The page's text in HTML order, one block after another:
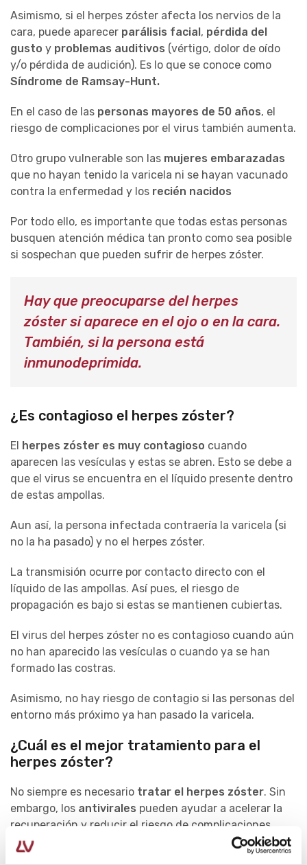
Asimismo, si el herpes zóster afecta los nervios de la
cara, puede aparecer parálisis facial, pérdida del
gusto y problemas auditivos (vértigo, dolor de oído
y/o pérdida de audición). Es lo que se conoce como
Síndrome de Ramsay-Hunt.
En el caso de las personas mayores de 50 años, el
riesgo de complicaciones por el virus también aumenta.
Otro grupo vulnerable son las mujeres embarazadas
que no hayan tenido la varicela ni se hayan vacunado
contra la enfermedad y los recién nacidos
Por todo ello, es importante que todas estas personas
busquen atención médica tan pronto como sea posible
si sospechan que pueden sufrir de herpes zóster.
Hay que preocuparse del herpes
zóster si aparece en el ojo o en la cara.
También, si la persona está
inmunodeprimida.
¿Es contagioso el herpes zóster?
El herpes zóster es muy contagioso cuando
aparecen las vesículas y estas se abren. Esto se debe a
que el virus se encuentra en el líquido presente dentro
de estas ampollas.
Aun así, la persona infectada contraería la varicela (si
no la ha pasado) y no el herpes zóster.
La transmisión ocurre por contacto directo con el
líquido de las ampollas. Así pues, el riesgo de
propagación es bajo si estas se mantienen cubiertas.
El virus del herpes zóster no es contagioso cuando aún
no han aparecido las vesículas o cuando ya se han
formado las costras.
Asimismo, no hay riesgo de contagio si las personas del
entorno más próximo ya han pasado la varicela.
¿Cuál es el mejor tratamiento para el
herpes zóster?
No siempre es necesario tratar el herpes zóster. Sin
embargo, los antivirales pueden ayudar a acelerar la
recuperación y reducir el riesgo de complicaciones
como la